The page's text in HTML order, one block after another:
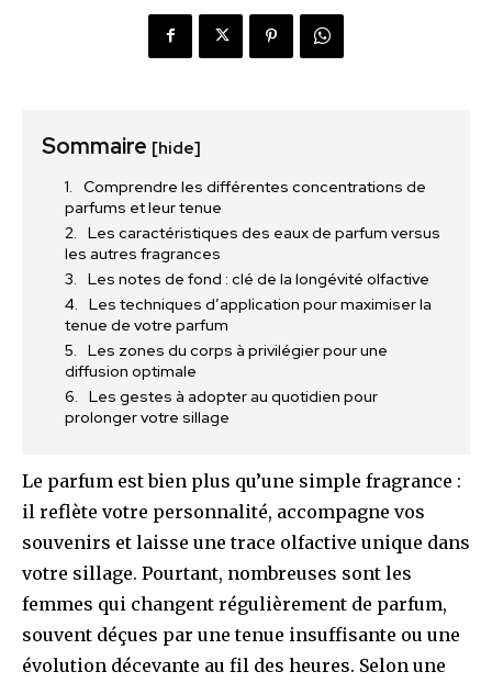
Sommaire [hide]
Comprendre les différentes concentrations de
parfums et leur tenue
Les caractéristiques des eaux de parfum versus
les autres fragrances
Les notes de fond : clé de la longévité olfactive
Les techniques d’application pour maximiser la
tenue de votre parfum
Les zones du corps à privilégier pour une
diffusion optimale
Les gestes à adopter au quotidien pour
prolonger votre sillage
Le parfum est bien plus qu’une simple fragrance :
il reflète votre personnalité, accompagne vos
souvenirs et laisse une trace olfactive unique dans
votre sillage. Pourtant, nombreuses sont les
femmes qui changent régulièrement de parfum,
souvent déçues par une tenue insuffisante ou une
évolution décevante au fil des heures. Selon une